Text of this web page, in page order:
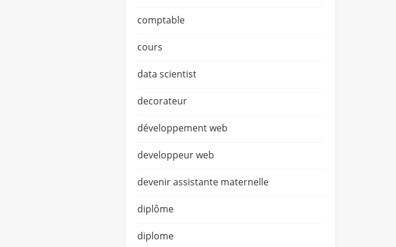
comptable
cours
data scientist
decorateur
développement web
developpeur web
devenir assistante maternelle
diplôme
diplome